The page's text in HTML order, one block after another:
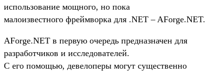
использование мощного, но пока
малоизвестного фреймворка для .NET – AForge.NET.
AForge.NET в первую очередь предназначен для
разработчиков и исследователей.
С его помощью, девелоперы могут существенно